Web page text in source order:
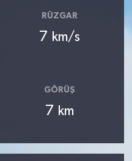
RÜZGAR
7 km/s
GÖRÜŞ
7 km